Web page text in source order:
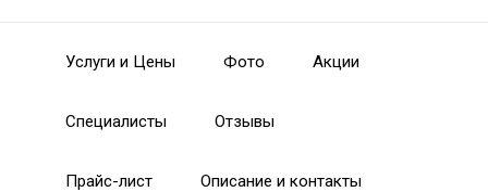
Услуги и Цены Фото Акции
Специалисты Отзывы
Прайс-лист Описание и контакты